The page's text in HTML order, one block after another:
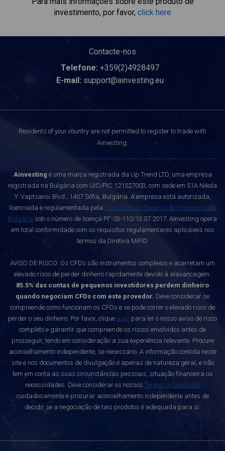
investimento, por favor, click here
Contacte-nos
Telefone: +359(2)4928497
E-mail: support@ainvesting.eu
Residents of your country are not permitted to register to trade with
Ainvesting.
Ainvesting é uma marca registrada da Up Trend LTD, uma empresa
registrada na Bulgária com UIC/PIC 121527003, com sede em 51A Nikola
Y. Vaptsarov Blvd., 1407 Sófia, Bulgária. A empresa está autorizada,
licenciada e regulamentada pela Comissão de Supervisão Financeira da
Bulgária sob o número de licença РГ-03-110/13.07.2017. Ainvesting opera
em total conformidade com os requisitos regulamentares aplicáveis nos
termos da Diretiva MiFID.
AVISO DE RISCO: Os CFDs são instrumentos complexos e acarretam um
elevado risco de perder dinheiro rapidamente devido à alavancagem.
85.5% das contas de pequenos investidores perdem dinheiro
quando negociam CFDs com este provedor. Deve considerar se
compreende como funcionam os CFDs e se pode correr o elevado risco de
perder o seu dinheiro. Por favor, clique aqui para ler o nosso aviso de risco
completo e garantir que compreende os riscos envolvidos antes de
prosseguir, tendo em consideração a sua experiência relevante. Procure
aconselhamento independente, se necessário. A informação contida neste
site e nos documentos de divulgação é apenas de natureza geral, e não
tem em conta as suas circunstâncias pessoais, situação financeira ou
necessidades. Deve considerar os nossos Termos e Condições
cuidadosamente e procurar aconselhamento independente antes de
decidir se a negociação de tais produtos é adequada para si.